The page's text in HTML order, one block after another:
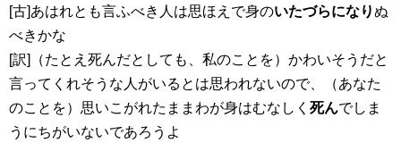
[古]あはれとも言ふべき人は思ほえで身のいたづらになりぬ
べきかな
[訳]（たとえ死んだとしても、私のことを）かわいそうだと
言ってくれそうな人がいるとは思われないので、（あなた
のことを）思いこがれたままわが身はむなしく 死んでしま
うにちがいないであろうよ